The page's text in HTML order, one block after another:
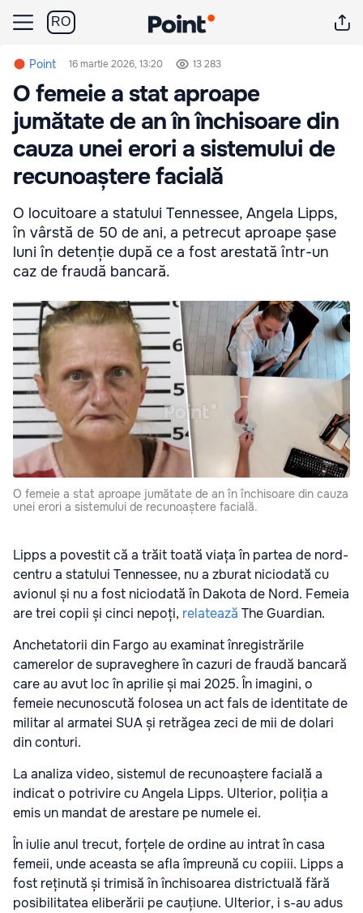
RO
Point 16 martie 2026, 13:20 13 283
O femeie a stat aproape
jumătate de an în închisoare din
cauza unei erori a sistemului de
recunoaștere facială
O locuitoare a statului Tennessee, Angela Lipps,
în vârstă de 50 de ani, a petrecut aproape șase
luni în detenție după ce a fost arestată într-un
caz de fraudă bancară.
O femeie a stat aproape jumătate de an în închisoare din cauza
unei erori a sistemului de recunoaștere facială.
Lipps a povestit că a trăit toată viața în partea de nord-
centru a statului Tennessee, nu a zburat niciodată cu
avionul și nu a fost niciodată în Dakota de Nord. Femeia
are trei copii și cinci nepoți, relatează The Guardian.
Anchetatorii din Fargo au examinat înregistrările
camerelor de supraveghere în cazuri de fraudă bancară
care au avut loc în aprilie și mai 2025. În imagini, o
femeie necunoscută folosea un act fals de identitate de
militar al armatei SUA și retrăgea zeci de mii de dolari
din conturi.
La analiza video, sistemul de recunoaștere facială a
indicat o potrivire cu Angela Lipps. Ulterior, poliția a
emis un mandat de arestare pe numele ei.
În iulie anul trecut, forțele de ordine au intrat în casa
femeii, unde aceasta se afla împreună cu copiii. Lipps a
fost reținută și trimisă în închisoarea districtuală fără
posibilitatea eliberării pe cauțiune. Ulterior, i s-au adus